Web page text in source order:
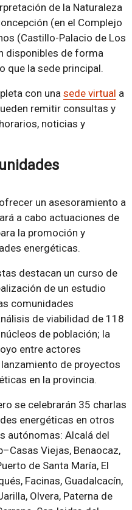
de la Naturaleza
(en el Complejo
(Castillo-Palacio de Los
disponibles de forma
que la sede principal.
con una sede virtual a
remitir consultas y
noticias y
un asesoramiento a
a cabo actuaciones de
la promoción y
energéticas.
destacan un curso de
de un estudio
comunidades
de viabilidad de 118
de población; la
entre actores
de proyectos
en la provincia.
se celebrarán 35 charlas
energéticas en otros
autónomas: Alcalá del
Viejas, Benaocaz,
de Santa María, El
Facinas, Guadalcacín,
Olvera, Paterna de